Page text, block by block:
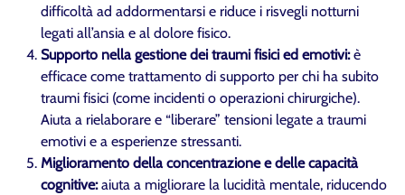
difficoltà ad addormentarsi e riduce i risvegli notturni
legati all’ansia e al dolore fisico.
Supporto nella gestione dei traumi fisici ed emotivi:è
efficace come trattamento di supporto per chi ha subito
traumi fisici (come incidenti o operazioni chirurgiche).
Aiuta a rielaborare e “liberare” tensioni legate a traumi
emotivi e a esperienze stressanti.
Miglioramento della concentrazione e delle capacità
cognitive:aiuta a migliorare la lucidità mentale, riducendo